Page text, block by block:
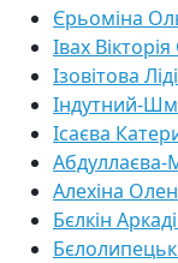
Єрьоміна
Івах
Ізовітова
Індутний-
Ісаєва
Абдуллаєва-
Алехіна
Бєлкін